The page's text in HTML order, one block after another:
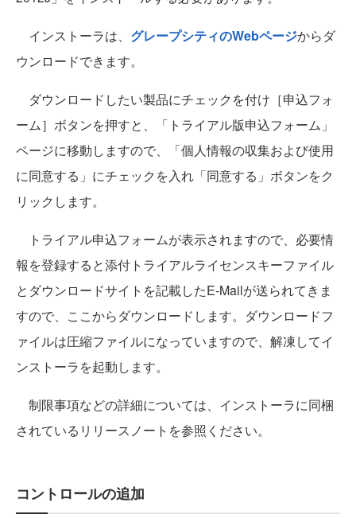
インストーラは、 グレープシティのWebページからダ
ウンロードできます。
ダウンロードしたい製品にチェックを付け［申込フォ
ーム］ボタンを押すと、「トライアル版申込フォーム」
ページに移動しますので、「個人情報の収集および使用
に同意する」にチェックを入れ「同意する」ボタンをク
リックします。
トライアル申込フォームが表示されますので、必要情
報を登録すると添付トライアルライセンスキーファイル
とダウンロードサイトを記載したE-Mailが送られてきま
すので、ここからダウンロードします。ダウンロードフ
ァイルは圧縮ファイルになっていますので、解凍してイ
ンストーラを起動します。
制限事項などの詳細については、インストーラに同梱
されているリリースノートを参照ください。
コントロールの追加